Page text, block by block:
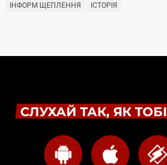
ІНФОРМ ЩЕПЛЕННЯ
ІСТОРІЯ
СЛУХАЙ ТАК, ЯК